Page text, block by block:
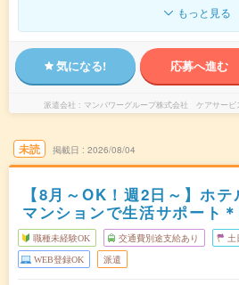
もっと見る
気になる! 応募へ進む
派遣会社 マンパワーグループ株式会社 ケアサービ
未読 掲載日 2026/08/04
【8月～OK！週2日～】ホ
マンションで生活サポート
職種未経験OK 交通費別途支給あり 土
WEB登録OK 派遣